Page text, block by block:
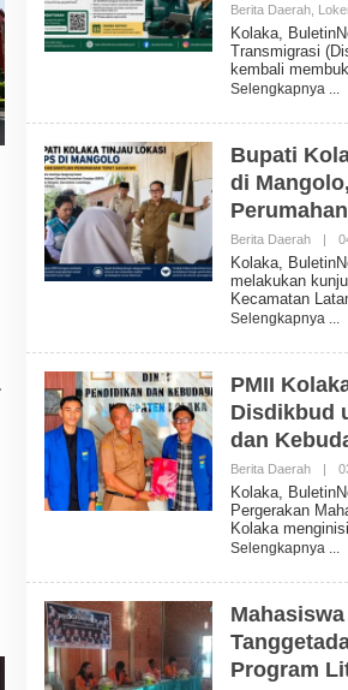
Berita Daerah,
Kolaka,
Transmigrasi
kembali
Selengkapnya
Bupati
di
Berita Daerah |
Kolaka,
melakukan
Kecamatan
Selengkapnya
PMII
Disdikbud
dan
Berita Daerah |
Kolaka,
Pergerakan
Kolaka
Selengkapnya
Program